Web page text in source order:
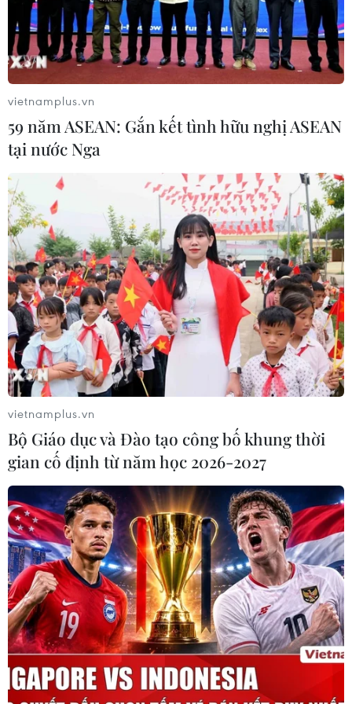
Doanh thu của Apple tại Ấn Độ lần
đầu vượt 10 tỷ USD
05/08/2026 00:53
Boeing 737 MAX 7 được đưa vào khai
thác sau hơn 8 năm chờ đợi
04/08/2026 02:48
Amazon lần đầu tiên đạt mức vốn
hóa 3.000 tỷ USD nhờ làn sóng lạc
quan mới về AI
03/08/2026 14:35
MB chuẩn bị trả cổ tức cho cổ đông
15%, nâng vốn điều lệ lên 100.000 tỷ
đồng
CƠ QUAN CHỦ QUẢN: THÔNG TẤN XÃ VIỆT NAM
Tổng Biên tập: TRẦN TIẾN DUẨN
Phó Tổng Biên tập: NGUYỄN THỊ TÁM, KHÚC THANH
THỦY
vietnamplus.vn
59 năm ASEAN: Gắn kết tình hữu nghị ASEAN
tại nước Nga
vietnamplus.vn
Bộ Giáo dục và Đào tạo công bố khung thời
gian cố định từ năm học 2026-2027